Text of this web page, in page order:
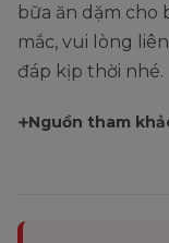
bữa ăn dặm cho
mắc, vui lòng
đáp kịp thời nhé.
Nguồn tham